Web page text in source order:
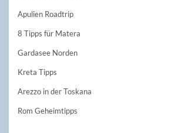
Apulien Roadtrip
8 Tipps für Matera
Gardasee Norden
Kreta Tipps
Arezzo in der Toskana
Rom Geheimtipps